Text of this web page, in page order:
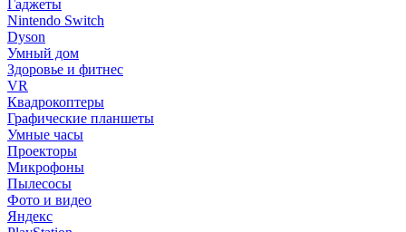
Гаджеты
Nintendo Switch
Dyson
Умный дом
Здоровье и фитнес
VR
Квадрокоптеры
Графические планшеты
Умные часы
Проекторы
Микрофоны
Пылесосы
Фото и видео
Яндекс